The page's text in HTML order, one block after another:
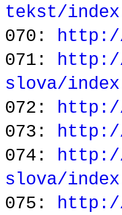
tekst/
070: http://
071: http://
slova/
072:
073:
074:
slova/
075: